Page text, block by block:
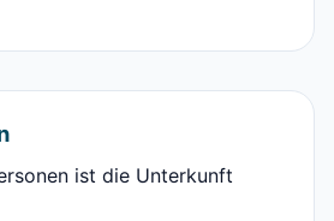
ist die Unterkunft